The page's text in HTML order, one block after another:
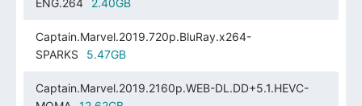
Captain.Marvel.2019.720p.BluRay.x264-
SPARKS
5.47GB
Captain.Marvel.2019.2160p.WEB-DL.DD+5.1.HEVC-